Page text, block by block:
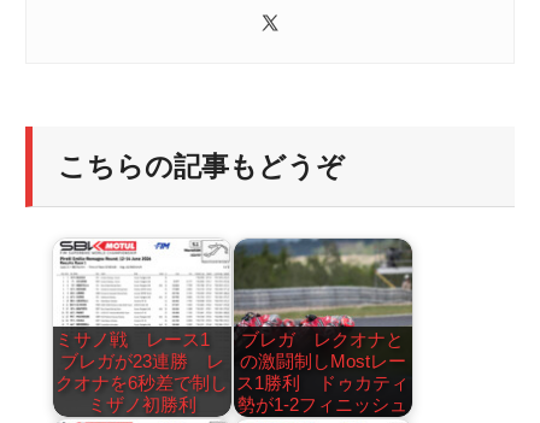
こちらの記事もどうぞ
ミサノ戦 レース1
ブレガが23連勝 レ
クオナを6秒差で制し
ミザノ初勝利
ブレガ レクオナと
の激闘制しMostレー
ス1勝利 ドゥカティ
勢が1-2フィニッシュ